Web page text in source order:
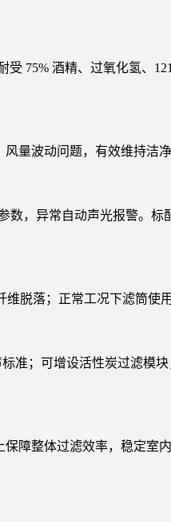
75% 酒精、过氧化氢、
量波动问题，有效维持洁
，异常自动声光报警。
脱落；正常工况下滤筒使
；可增设活性炭过滤模
障整体过滤效率，稳定室内